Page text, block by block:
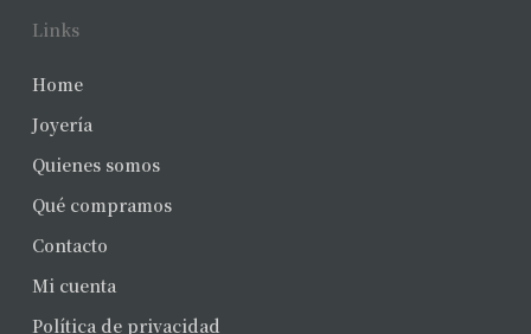
Links
Home
Joyería
Quienes somos
Qué compramos
Contacto
Mi cuenta
Política de privacidad